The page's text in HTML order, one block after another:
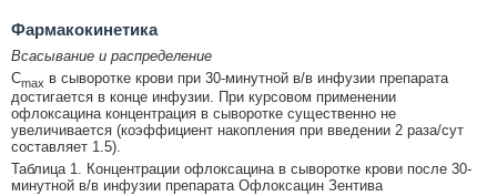
Фармакокинетика
Всасывание и распределение
Cmax в сыворотке крови при 30-минутной в/в инфузии препарата
достигается в конце инфузии. При курсовом применении
офлоксацина концентрация в сыворотке существенно не
увеличивается (коэффициент накопления при введении 2 раза/сут
составляет 1.5).
Таблица 1. Концентрации офлоксацина в сыворотке крови после 30-
минутной в/в инфузии препарата Офлоксацин Зентива